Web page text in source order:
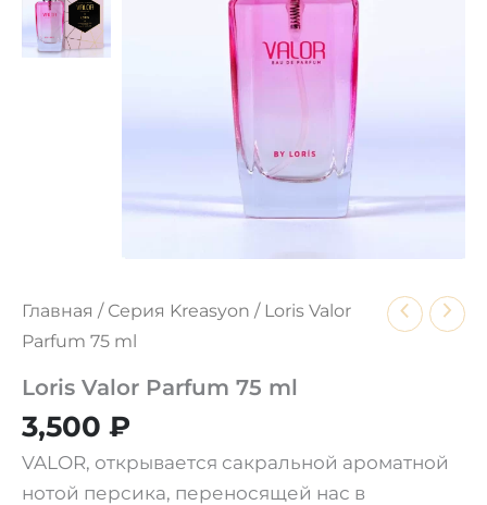
Главная / Серия Kreasyon / Loris Valor
Parfum 75 ml
Loris Valor Parfum 75 ml
3,500 ₽
VALOR, открывается сакральной ароматной
нотой персика, переносящей нас в